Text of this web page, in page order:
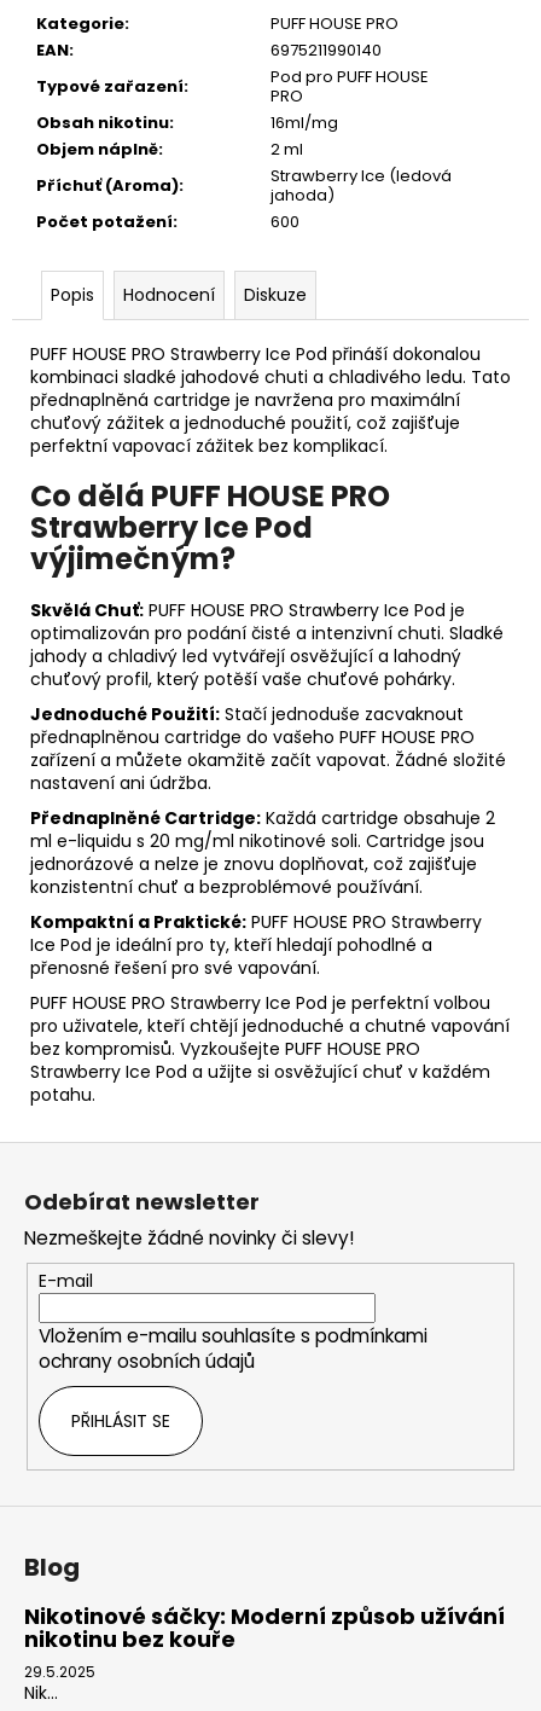
Kategorie:
PUFF HOUSE PRO
EAN:
6975211990140
Typové zařazení:
Pod pro PUFF HOUSE
PRO
Obsah nikotinu:
16ml/mg
Objem náplně:
2 ml
Příchuť (Aroma):
Strawberry Ice (ledová
jahoda)
Počet potažení: 600
Popis Hodnocení Diskuze
PUFF HOUSE PRO Strawberry Ice Pod přináší dokonalou
kombinaci sladké jahodové chuti a chladivého ledu. Tato
přednaplněná cartridge je navržena pro maximální
chuťový zážitek a jednoduché použití, což zajišťuje
perfektní vapovací zážitek bez komplikací.
Co dělá PUFF HOUSE PRO
Strawberry Ice Pod
výjimečným?
Skvělá Chuť: PUFF HOUSE PRO Strawberry Ice Pod je
optimalizován pro podání čisté a intenzivní chuti. Sladké
jahody a chladivý led vytvářejí osvěžující a lahodný
chuťový profil, který potěší vaše chuťové pohárky.
Jednoduché Použití: Stačí jednoduše zacvaknout
přednaplněnou cartridge do vašeho PUFF HOUSE PRO
zařízení a můžete okamžitě začít vapovat. Žádné složité
nastavení ani údržba.
Přednaplněné Cartridge: Každá cartridge obsahuje 2
ml e-liquidu s 20 mg/ml nikotinové soli. Cartridge jsou
jednorázové a nelze je znovu doplňovat, což zajišťuje
konzistentní chuť a bezproblémové používání.
Kompaktní a Praktické: PUFF HOUSE PRO Strawberry
Ice Pod je ideální pro ty, kteří hledají pohodlné a
přenosné řešení pro své vapování.
PUFF HOUSE PRO Strawberry Ice Pod je perfektní volbou
pro uživatele, kteří chtějí jednoduché a chutné vapování
bez kompromisů. Vyzkoušejte PUFF HOUSE PRO
Strawberry Ice Pod a užijte si osvěžující chuť v každém
potahu.
PRO
CAPPUCINO-
79
Původně:
169
Odebírat newsletter
Nezmeškejte žádné novinky či slevy!
E-mail
Vložením e-mailu souhlasíte s podmínkami
ochrany osobních údajů
PŘIHLÁSIT SE
Blog
Nikotinové sáčky: Moderní způsob užívání
nikotinu bez kouře
29.5.2025
Nik...